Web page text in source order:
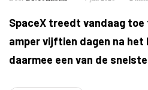
SpaceX treedt vandaag toe
amper vijftien dagen na het
daarmee een van de